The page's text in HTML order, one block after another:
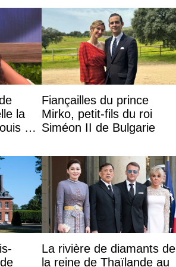
Games
la
XV
Fiançailles du prince
Mirko, petit-fils du roi
Siméon II de Bulgarie
La rivière de diamants de
la reine de Thaïlande au